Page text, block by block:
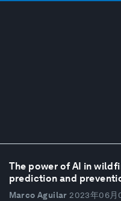
The power of AI in
prediction and
Marco Aguilar 2023年06月